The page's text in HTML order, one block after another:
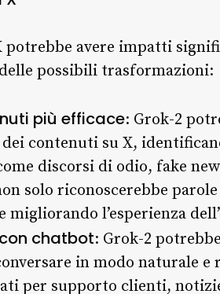
potrebbe avere impatti
possibili trasformazioni:
più efficace: Grok-2
contenuti su X,
discorsi di odio, fake
solo riconoscerebbe
l’esperienza
chatbot: Grok-2
in modo naturale e
per supporto clienti,